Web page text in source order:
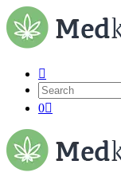
0